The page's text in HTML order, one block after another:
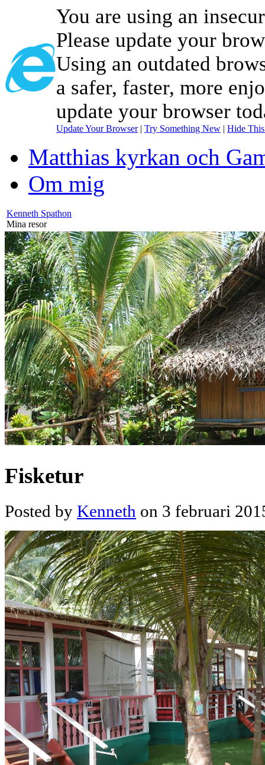
You are using an
Please update your
Using an outdated
a safer, faster, more
update your browser
Update Your Browser| Try Something New | Hide
Matthias kyrkan och
Om mig
Kenneth Spathon
Mina resor
Fisketur
Posted by Kenneth on 3 februari